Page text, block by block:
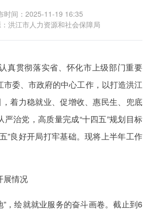
时间：2025-11-19 16:35
洪江市人力资源和社会保障局
真贯彻落实省、怀化市上级部门重要
市委、市政府的中心工作，以打造洪江
，着力稳就业、促增收、惠民生、兜底
治党，高质量完成“十四五”规划目标
”良好开局打牢基础。现将上半年工作
展情况
”，绘就就业服务的奋斗画卷。截止到6